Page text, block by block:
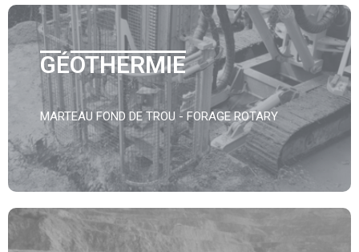
GÉOTHERMIE
MARTEAU FOND DE TROU - FORAGE ROTARY